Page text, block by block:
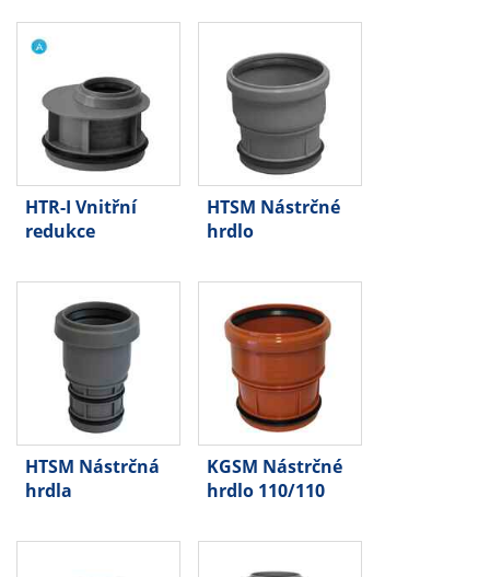
HTR-I Vnitřní
redukce
HTSM Nástrčné
hrdlo
HTSM Nástrčná
hrdla
KGSM Nástrčné
hrdlo 110/110